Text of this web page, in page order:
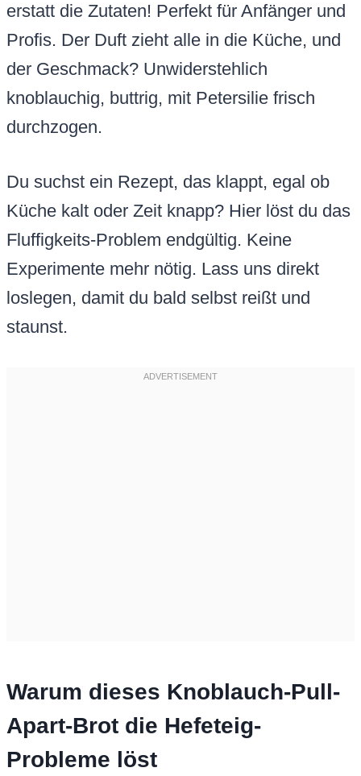
erstatt die Zutaten! Perfekt für Anfänger und
Profis. Der Duft zieht alle in die Küche, und
der Geschmack? Unwiderstehlich
knoblauchig, buttrig, mit Petersilie frisch
durchzogen.
Du suchst ein Rezept, das klappt, egal ob
Küche kalt oder Zeit knapp? Hier löst du das
Fluffigkeits-Problem endgültig. Keine
Experimente mehr nötig. Lass uns direkt
loslegen, damit du bald selbst reißt und
staunst.
Warum dieses Knoblauch-Pull-
Apart-Brot die Hefeteig-
Probleme löst